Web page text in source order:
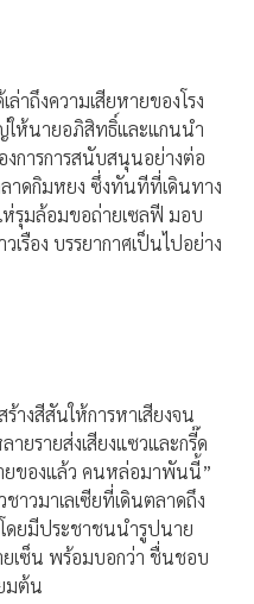
าถึงความเสียหายของโรง
ให้นายอภิสิทธิ์และแกนนำ
ารการสนับสนุนอย่างต่อ
าดกิมหยง ซึ่งทันทีที่เดินทาง
รุมล้อมขอถ่ายเซลฟี มอบ
รือง บรรยากาศเป็นไปอย่าง
างสีสันให้การหาเสียงจน
ยรายส่งเสียงแซวและกรี๊ด
ยของแล้ว คนหล่อมาพันนี้”
าวมาเลเซียที่เดินตลาดถึง
ดยมีประชาชนนำรูปนาย
เซ็น พร้อมบอกว่า ชื่นชอบ
มต้น